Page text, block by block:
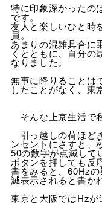
特に印象深かったの
です。
友人と楽しいひと時
員。
あまりの混雑具合に
くとともに、自分の
なりました。
無事に降りることは
したことがなく、東
そんな上京生活で
引っ越しの荷ほど
ンセントにさすと、
50の数字が点滅して
ボタンを押しても反
書をみると、60Hz
滅表示されると書か
東京と大阪ではHz